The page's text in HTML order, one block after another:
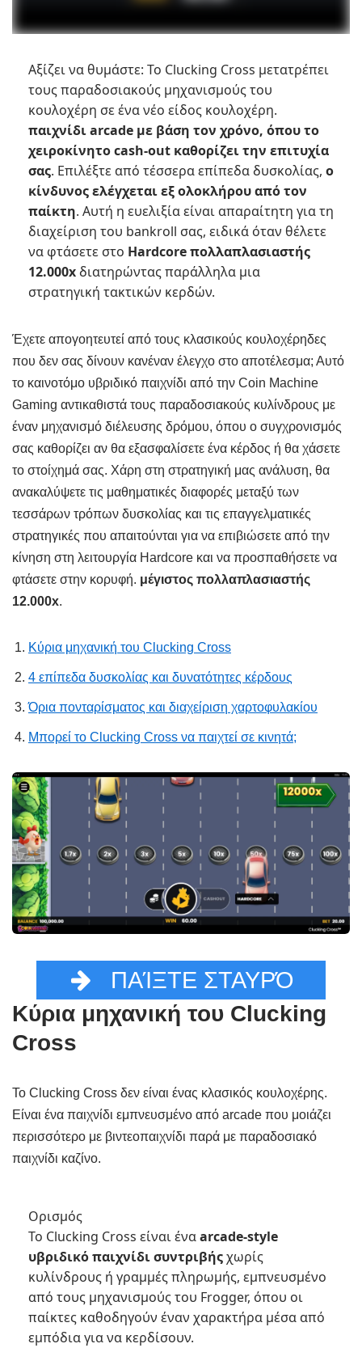
Αξίζει να θυμάστε: Το Clucking Cross μετατρέπει
τους παραδοσιακούς μηχανισμούς του
κουλοχέρη σε ένα νέο είδος κουλοχέρη.
παιχνίδι arcade με βάση τον χρόνο, όπου το
χειροκίνητο cash-out καθορίζει την επιτυχία
σας. Επιλέξτε από τέσσερα επίπεδα δυσκολίας, ο
κίνδυνος ελέγχεται εξ ολοκλήρου από τον
παίκτη. Αυτή η ευελιξία είναι απαραίτητη για τη
διαχείριση του bankroll σας, ειδικά όταν θέλετε
να φτάσετε στο Hardcore πολλαπλασιαστής
12.000x διατηρώντας παράλληλα μια
στρατηγική τακτικών κερδών.
Έχετε απογοητευτεί από τους κλασικούς κουλοχέρηδες
που δεν σας δίνουν κανέναν έλεγχο στο αποτέλεσμα; Αυτό
το καινοτόμο υβριδικό παιχνίδι από την Coin Machine
Gaming αντικαθιστά τους παραδοσιακούς κυλίνδρους με
έναν μηχανισμό διέλευσης δρόμου, όπου ο συγχρονισμός
σας καθορίζει αν θα εξασφαλίσετε ένα κέρδος ή θα χάσετε
το στοίχημά σας. Χάρη στη στρατηγική μας ανάλυση, θα
ανακαλύψετε τις μαθηματικές διαφορές μεταξύ των
τεσσάρων τρόπων δυσκολίας και τις επαγγελματικές
στρατηγικές που απαιτούνται για να επιβιώσετε από την
κίνηση στη λειτουργία Hardcore και να προσπαθήσετε να
φτάσετε στην κορυφή. μέγιστος πολλαπλασιαστής
12.000x.
Κύρια μηχανική του Clucking Cross
4 επίπεδα δυσκολίας και δυνατότητες κέρδους
Όρια πονταρίσματος και διαχείριση χαρτοφυλακίου
Μπορεί το Clucking Cross να παιχτεί σε κινητά;
ΠΑΊΞΤΕ ΣΤΑΥΡΌ
Κύρια μηχανική του Clucking
Cross
Το Clucking Cross δεν είναι ένας κλασικός κουλοχέρης.
Είναι ένα παιχνίδι εμπνευσμένο από arcade που μοιάζει
περισσότερο με βιντεοπαιχνίδι παρά με παραδοσιακό
παιχνίδι καζίνο.
Ορισμός
Το Clucking Cross είναι έναarcade-style
υβριδικό παιχνίδι συντριβήςχωρίς
κυλίνδρους ή γραμμές πληρωμής, εμπνευσμένο
από τους μηχανισμούς του Frogger, όπου οι
παίκτες καθοδηγούν έναν χαρακτήρα μέσα από
εμπόδια για να κερδίσουν.